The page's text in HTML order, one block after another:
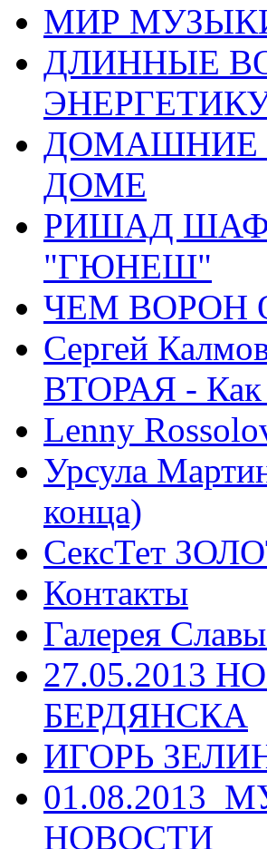
МИР
ДЛИННЫЕ
ДОМАШНИЕ
ДОМЕ
РИШАД ШАФИ
"ГЮНЕШ"
ЧЕМ ВОРОН
Сергей
ВТОРАЯ - Как
Lenny
Урсула
конца)
СексТет
Контакты
Галерея
27.05.2013
БЕРДЯНСКА
ИГОРЬ
НОВОСТИ